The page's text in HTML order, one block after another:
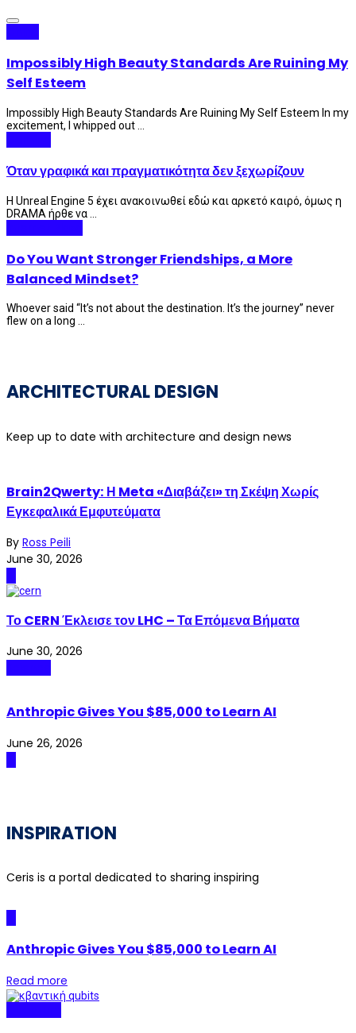
Impossibly High Beauty Standards Are Ruining My
Self Esteem
Impossibly High Beauty Standards Are Ruining My Self Esteem In my
excitement, I whipped out ...
Όταν γραφικά και πραγματικότητα δεν ξεχωρίζουν
Η Unreal Engine 5 έχει ανακοινωθεί εδώ και αρκετό καιρό, όμως η
DRAMA ήρθε να ...
Do You Want Stronger Friendships, a More
Balanced Mindset?
Whoever said “It’s not about the destination. It’s the journey” never
flew on a long ...
ARCHITECTURAL DESIGN
Keep up to date with architecture and design news
Brain2Qwerty: Η Meta «Διαβάζει» τη Σκέψη Χωρίς
Εγκεφαλικά Εμφυτεύματα
By Ross Peili
June 30, 2026
Το CERN Έκλεισε τον LHC – Τα Επόμενα Βήματα
June 30, 2026
Anthropic Gives You $85,000 to Learn AI
June 26, 2026
INSPIRATION
Ceris is a portal dedicated to sharing inspiring
Anthropic Gives You $85,000 to Learn AI
Read more